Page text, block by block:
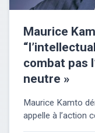
Maurice
combat pas
neutre »
Maurice Kamto
appelle à l’action